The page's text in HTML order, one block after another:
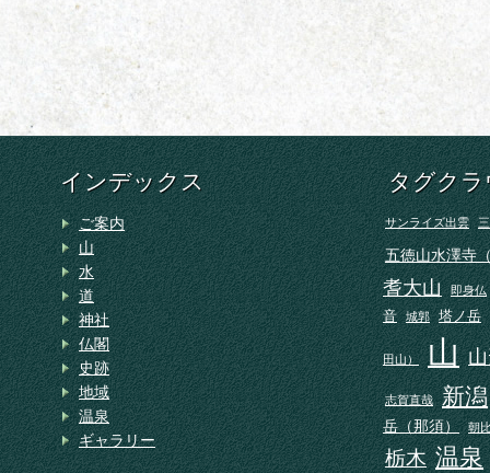
インデックス
ご案内
山
水
道
神社
仏閣
史跡
地域
温泉
ギャラリー
タグクラ
サンライズ出雲
五徳山水澤寺
耆大山 即身仏
音 城郭 塔ノ岳
田山） 山
志賀直哉 新潟
岳（那須） 朝
栃木 温泉